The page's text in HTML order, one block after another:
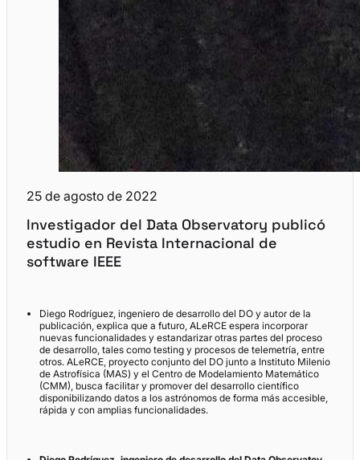
25 de agosto de 2022
Investigador del Data Observatory publicó
estudio en Revista Internacional de
software IEEE
Diego Rodríguez, ingeniero de desarrollo del DO y autor de la
publicación, explica que a futuro, ALeRCE espera incorporar
nuevas funcionalidades y estandarizar otras partes del proceso
de desarrollo, tales como testing y procesos de telemetría, entre
otros. ALeRCE, proyecto conjunto del DO junto a Instituto Milenio
de Astrofísica (MAS) y el Centro de Modelamiento Matemático
(CMM), busca facilitar y promover del desarrollo científico
disponibilizando datos a los astrónomos de forma más accesible,
rápida y con amplias funcionalidades.